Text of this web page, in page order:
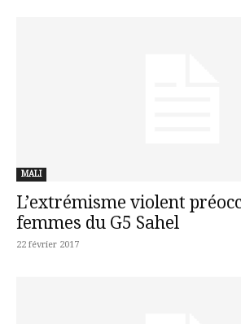
MALI
L’extrémisme violent
femmes du G5 Sahel
22 février 2017